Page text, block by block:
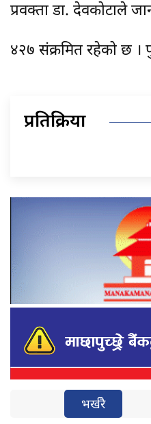
प्रवक्ता डा. देवकोटाले
४२७ संक्रमित रहेको छ ।
प्रतिक्रिया
भर्खरै